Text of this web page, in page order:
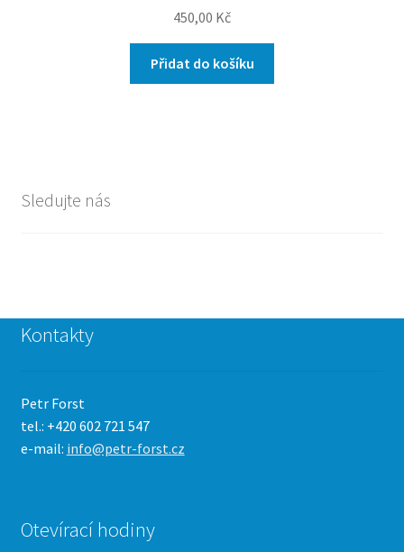
450,00 Kč
Přidat do košíku
Sledujte nás
Kontakty
Petr Forst
tel.: +420 602 721 547
e-mail: info@petr-forst.cz
Otevírací hodiny